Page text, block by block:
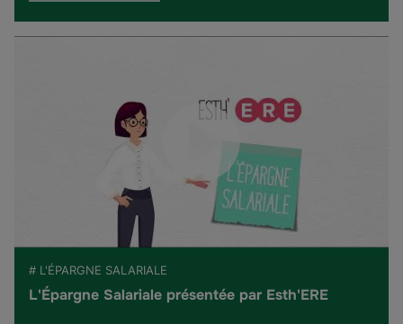
# L'ÉPARGNE SALARIALE
L'Épargne Salariale présentée par Esth'ERE